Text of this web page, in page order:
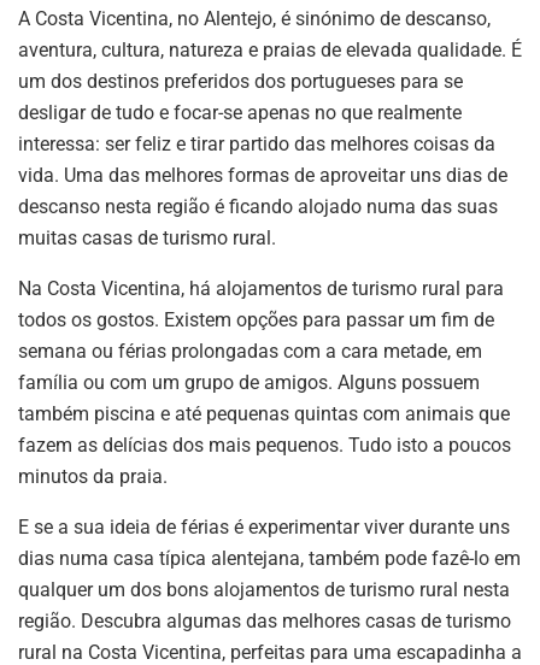
A Costa Vicentina, no Alentejo, é sinónimo de descanso,
aventura, cultura, natureza e praias de elevada qualidade. É
um dos destinos preferidos dos portugueses para se
desligar de tudo e focar-se apenas no que realmente
interessa: ser feliz e tirar partido das melhores coisas da
vida. Uma das melhores formas de aproveitar uns dias de
descanso nesta região é ficando alojado numa das suas
muitas casas de turismo rural.
Na Costa Vicentina, há alojamentos de turismo rural para
todos os gostos. Existem opções para passar um fim de
semana ou férias prolongadas com a cara metade, em
família ou com um grupo de amigos. Alguns possuem
também piscina e até pequenas quintas com animais que
fazem as delícias dos mais pequenos. Tudo isto a poucos
minutos da praia.
E se a sua ideia de férias é experimentar viver durante uns
dias numa casa típica alentejana, também pode fazê-lo em
qualquer um dos bons alojamentos de turismo rural nesta
região. Descubra algumas das melhores casas de turismo
rural na Costa Vicentina, perfeitas para uma escapadinha a